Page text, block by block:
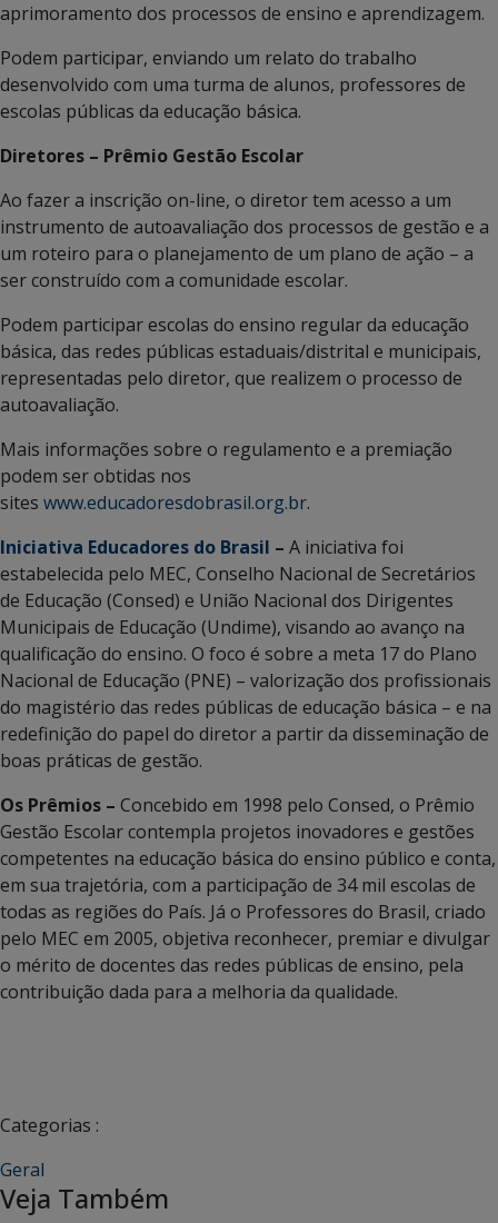
aprimoramento dos processos de ensino e aprendizagem.
Podem participar, enviando um relato do trabalho
desenvolvido com uma turma de alunos, professores de
escolas públicas da educação básica.
Diretores – Prêmio Gestão Escolar
Ao fazer a inscrição on-line, o diretor tem acesso a um
instrumento de autoavaliação dos processos de gestão e a
um roteiro para o planejamento de um plano de ação – a
ser construído com a comunidade escolar.
Podem participar escolas do ensino regular da educação
básica, das redes públicas estaduais/distrital e municipais,
representadas pelo diretor, que realizem o processo de
autoavaliação.
Mais informações sobre o regulamento e a premiação
podem ser obtidas nos
sites www.educadoresdobrasil.org.br.
Iniciativa Educadores do Brasil – A iniciativa foi
estabelecida pelo MEC, Conselho Nacional de Secretários
de Educação (Consed) e União Nacional dos Dirigentes
Municipais de Educação (Undime), visando ao avanço na
qualificação do ensino. O foco é sobre a meta 17 do Plano
Nacional de Educação (PNE) – valorização dos profissionais
do magistério das redes públicas de educação básica – e na
redefinição do papel do diretor a partir da disseminação de
boas práticas de gestão.
Os Prêmios – Concebido em 1998 pelo Consed, o Prêmio
Gestão Escolar contempla projetos inovadores e gestões
competentes na educação básica do ensino público e conta,
em sua trajetória, com a participação de 34 mil escolas de
todas as regiões do País. Já o Professores do Brasil, criado
pelo MEC em 2005, objetiva reconhecer, premiar e divulgar
o mérito de docentes das redes públicas de ensino, pela
contribuição dada para a melhoria da qualidade.
Categorias :
Geral
Veja Também